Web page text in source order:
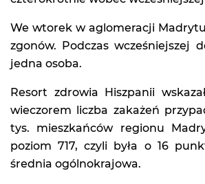
We wtorek w aglomeracji
zgonów. Podczas wcześniejszej
jedna osoba.
Resort zdrowia Hiszpanii
wieczorem liczba zakażeń
tys. mieszkańców regionu
poziom 717, czyli była o 16
średnia ogólnokrajowa.